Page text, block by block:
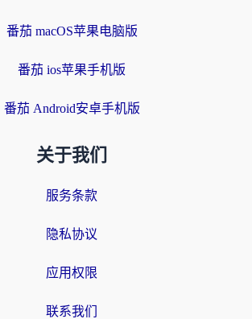
番茄 macOS苹果电脑版
番茄 ios苹果手机版
番茄 Android安卓手机版
关于我们
服务条款
隐私协议
应用权限
联系我们